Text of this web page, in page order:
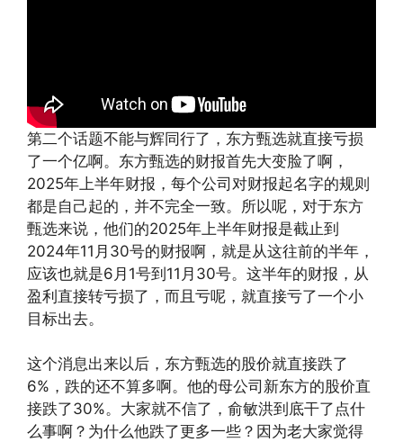
第二个话题不能与辉同行了，东方甄选就直接亏损
了一个亿啊。东方甄选的财报首先大变脸了啊，
2025年上半年财报，每个公司对财报起名字的规则
都是自己起的，并不完全一致。所以呢，对于东方
甄选来说，他们的2025年上半年财报是截止到
2024年11月30号的财报啊，就是从这往前的半年，
应该也就是6月1号到11月30号。这半年的财报，从
盈利直接转亏损了，而且亏呢，就直接亏了一个小
目标出去。
这个消息出来以后，东方甄选的股价就直接跌了
6%，跌的还不算多啊。他的母公司新东方的股价直
接跌了30%。大家就不信了，俞敏洪到底干了点什
么事啊？为什么他跌了更多一些？因为老大家觉得